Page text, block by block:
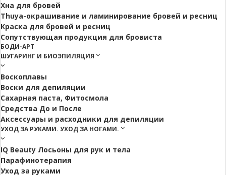
Хна для бровей
Thuya-окрашивание и ламинирование бровей и ресниц
Краска для бровей и ресниц
Сопутствующая продукция для бровиста
БОДИ-АРТ
ШУГАРИНГ И БИОЭПИЛЯЦИЯ
Воскоплавы
Воски для депиляции
Сахарная паста, Фитосмола
Средства До и После
Аксессуары и расходники для депиляции
УХОД ЗА РУКАМИ. УХОД ЗА НОГАМИ.
IQ Beauty Лосьоны для рук и тела
Парафинотерапия
Уход за руками